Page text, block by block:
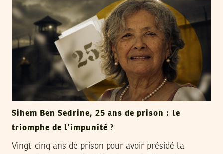
Sihem Ben Sedrine, 25 ans de prison : le
triomphe de l’impunité ?
Vingt-cinq ans de prison pour avoir présidé la